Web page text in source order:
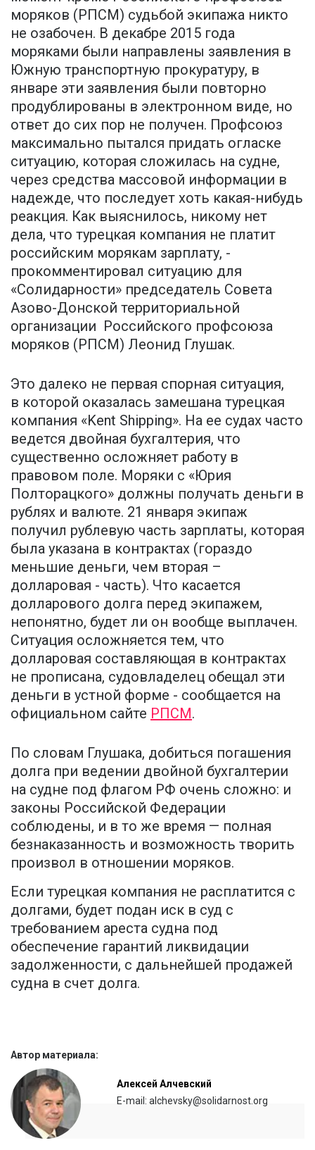
моряков (РПСМ) судьбой экипажа никто
не озабочен. В декабре 2015 года
моряками были направлены заявления в
Южную транспортную прокуратуру, в
январе эти заявления были повторно
продублированы в электронном виде, но
ответ до сих пор не получен. Профсоюз
максимально пытался придать огласке
ситуацию, которая сложилась на судне,
через средства массовой информации в
надежде, что последует хоть какая-нибудь
реакция. Как выяснилось, никому нет
дела, что турецкая компания не платит
российским морякам зарплату, -
прокомментировал ситуацию для
«Солидарности» председатель Совета
Азово-Донской территориальной
организации Российского профсоюза
моряков (РПСМ) Леонид Глушак.
Это далеко не первая спорная ситуация,
в которой оказалась замешана турецкая
компания «Kent Shipping». На ее судах часто
ведется двойная бухгалтерия, что
существенно осложняет работу в
правовом поле. Моряки с «Юрия
Полторацкого» должны получать деньги в
рублях и валюте. 21 января экипаж
получил рублевую часть зарплаты, которая
была указана в контрактах (гораздо
меньшие деньги, чем вторая –
долларовая - часть). Что касается
долларового долга перед экипажем,
непонятно, будет ли он вообще выплачен.
Ситуация осложняется тем, что
долларовая составляющая в контрактах
не прописана, судовладелец обещал эти
деньги в устной форме - сообщается на
официальном сайте РПСМ.
По словам Глушака, добиться погашения
долга при ведении двойной бухгалтерии
на судне под флагом РФ очень сложно: и
законы Российской Федерации
соблюдены, и в то же время — полная
безнаказанность и возможность творить
произвол в отношении моряков.
Если турецкая компания не расплатится с
долгами, будет подан иск в суд с
требованием ареста судна под
обеспечение гарантий ликвидации
задолженности, с дальнейшей продажей
судна в счет долга.
Автор материала:
Алексей Алчевский
E-mail: alchevsky@solidarnost.org